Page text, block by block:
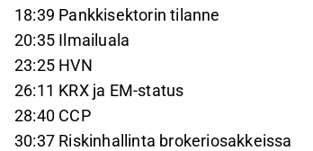
18:39 Pankkisektorin tilanne
20:35 Ilmailuala
23:25 HVN
26:11 KRX ja EM-status
28:40 CCP
30:37 Riskinhallinta brokeriosakkeissa